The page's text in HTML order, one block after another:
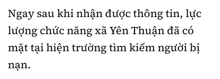
Đường sắt đô thị
Nhà thầu
Chung tay vì ATGT
Gương sáng giao thông
Lao động - Công đoàn
Điện ảnh
Âm nhạc
Bóng đá
Bình luận
Hậu trường sao
Công nghệ
Công nghệ mới
Sản phẩm mới
Thế giới
Thời sự Quốc tế
Đi ++
Ngay sau khi nhận được thông tin, lực
lượng chức năng xã Yên Thuận đã có
mặt tại hiện trường tìm kiếm người bị
nạn.